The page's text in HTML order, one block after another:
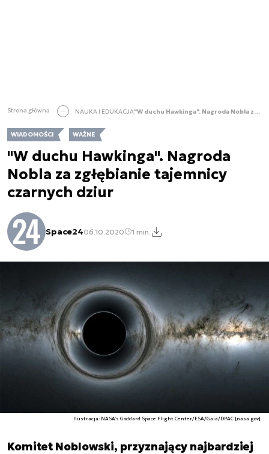
Strona główna NAUKA I EDUKACJA "W duchu Hawkinga". Nagroda Nobla za zgłębianie tajemnicy czarnych dziur
WIADOMOŚCI WAŻNE
"W duchu Hawkinga". Nagroda
Nobla za zgłębianie tajemnicy
czarnych dziur
Space2406.10.2020 1 min.
Ilustracja: NASA’s Goddard Space Flight Center/ESA/Gaia/DPAC [nasa.gov]
Komitet Noblowski, przyznający najbardziej